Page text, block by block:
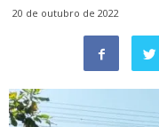
20 de outubro de 2022